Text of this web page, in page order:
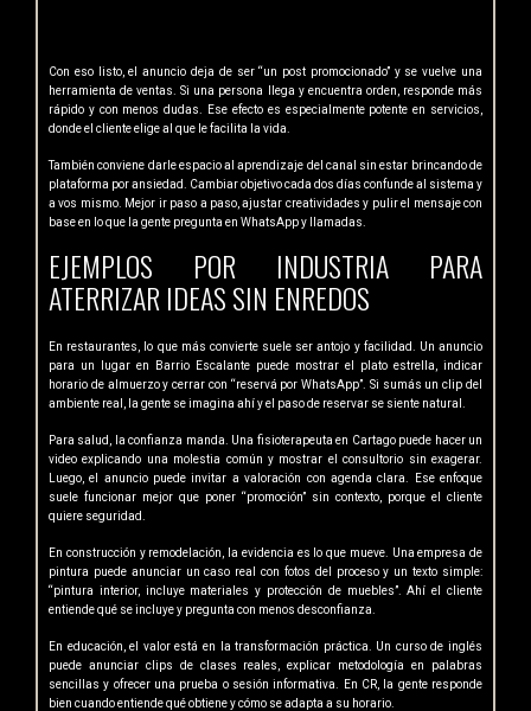
Con eso listo, el anuncio deja de ser “un post promocionado” y se vuelve una
herramienta de ventas. Si una persona llega y encuentra orden, responde más
rápido y con menos dudas. Ese efecto es especialmente potente en servicios,
donde el cliente elige al que le facilita la vida.
También conviene darle espacio al aprendizaje del canal sin estar brincando de
plataforma por ansiedad. Cambiar objetivo cada dos días confunde al sistema y
a vos mismo. Mejor ir paso a paso, ajustar creatividades y pulir el mensaje con
base en lo que la gente pregunta en WhatsApp y llamadas.
EJEMPLOS POR INDUSTRIA PARA
ATERRIZAR IDEAS SIN ENREDOS
En restaurantes, lo que más convierte suele ser antojo y facilidad. Un anuncio
para un lugar en Barrio Escalante puede mostrar el plato estrella, indicar
horario de almuerzo y cerrar con “reservá por WhatsApp”. Si sumás un clip del
ambiente real, la gente se imagina ahí y el paso de reservar se siente natural.
Para salud, la confianza manda. Una fisioterapeuta en Cartago puede hacer un
video explicando una molestia común y mostrar el consultorio sin exagerar.
Luego, el anuncio puede invitar a valoración con agenda clara. Ese enfoque
suele funcionar mejor que poner “promoción” sin contexto, porque el cliente
quiere seguridad.
En construcción y remodelación, la evidencia es lo que mueve. Una empresa de
pintura puede anunciar un caso real con fotos del proceso y un texto simple:
“pintura interior, incluye materiales y protección de muebles”. Ahí el cliente
entiende qué se incluye y pregunta con menos desconfianza.
En educación, el valor está en la transformación práctica. Un curso de inglés
puede anunciar clips de clases reales, explicar metodología en palabras
sencillas y ofrecer una prueba o sesión informativa. En CR, la gente responde
bien cuando entiende qué obtiene y cómo se adapta a su horario.